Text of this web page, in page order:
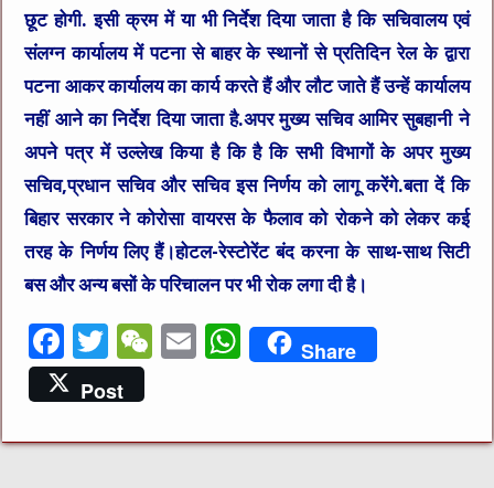
छूट होगी. इसी क्रम में या भी निर्देश दिया जाता है कि सचिवालय एवं
संलग्न कार्यालय में पटना से बाहर के स्थानों से प्रतिदिन रेल के द्वारा
पटना आकर कार्यालय का कार्य करते हैं और लौट जाते हैं उन्हें कार्यालय
नहीं आने का निर्देश दिया जाता है.अपर मुख्य सचिव आमिर सुबहानी ने
अपने पत्र में उल्लेख किया है कि है कि सभी विभागों के अपर मुख्य
सचिव,प्रधान सचिव और सचिव इस निर्णय को लागू करेंगे.बता दें कि
बिहार सरकार ने कोरोसा वायरस के फैलाव को रोकने को लेकर कई
तरह के निर्णय लिए हैं।होटल-रेस्टोरेंट बंद करना के साथ-साथ सिटी
बस और अन्य बसों के परिचालन पर भी रोक लगा दी है।
F
a
c
e
T
w
it
te
W
h
E
l
W
h
s
Share
Post